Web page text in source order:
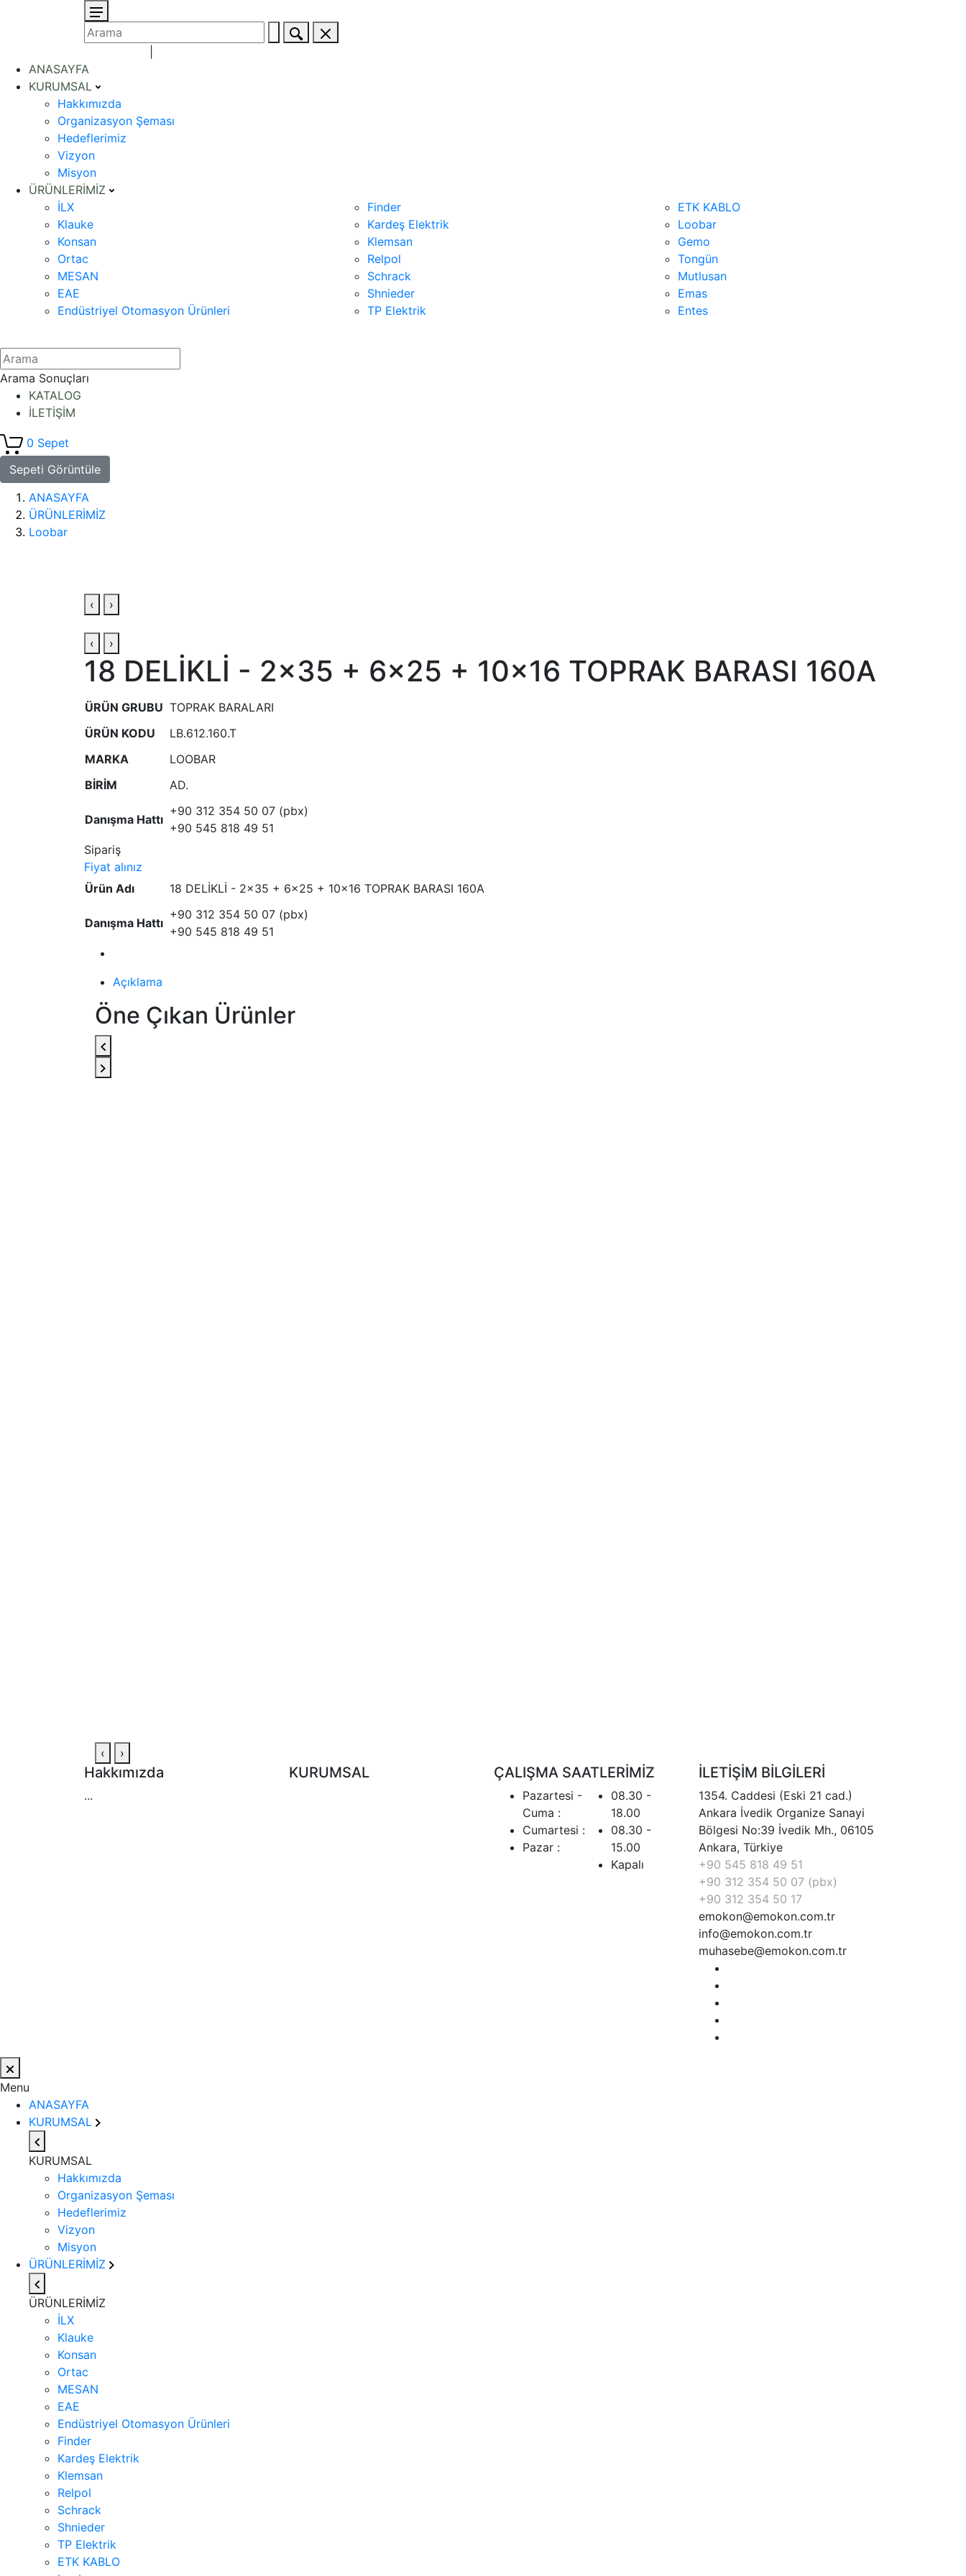
ANASAYFA
KURUMSAL
Hakkımızda
Organizasyon Şeması
Hedeflerimiz
Vizyon
Misyon
ÜRÜNLERİMİZ
İLX
Klauke
Konsan
Ortac
MESAN
EAE
Endüstriyel Otomasyon Ürünleri
Finder
Kardeş Elektrik
Klemsan
Relpol
Schrack
Shnieder
TP Elektrik
ETK KABLO
Loobar
Gemo
Tongün
Mutlusan
Emas
Entes
Arama Sonuçları
KATALOG
İLETİŞİM
0 Sepet
Sepeti Görüntüle
ANASAYFA
ÜRÜNLERİMİZ
Loobar
‹ ›
‹ ›
18 DELİKLİ - 2x35 + 6x25 + 10x16 TOPRAK BARASI 160A
ÜRÜN GRUBU TOPRAK BARALARI
ÜRÜN KODU
LB.612.160.T
MARKA
LOOBAR
BİRİM
AD.
Danışma Hattı
+90 312 354 50 07 (pbx)
+90 545 818 49 51
Sipariş
Fiyat alınız
Ürün Adı
18 DELİKLİ - 2x35 + 6x25 + 10x16 TOPRAK BARASI 160A
Danışma Hattı
+90 312 354 50 07 (pbx)
+90 545 818 49 51
Açıklama
Öne Çıkan Ürünler
‹ ›
Hakkımızda
...
KURUMSAL ÇALIŞMA SAATLERİMİZ
Pazartesi -
Cuma :
Cumartesi :
Pazar :
08.30 -
18.00
08.30 -
15.00
Kapalı
İLETİŞİM BİLGİLERİ
1354. Caddesi (Eski 21 cad.)
Ankara İvedik Organize Sanayi
Bölgesi No:39 İvedik Mh., 06105
Ankara, Türkiye
+90 545 818 49 51
+90 312 354 50 07 (pbx)
+90 312 354 50 17
emokon@emokon.com.tr
info@emokon.com.tr
muhasebe@emokon.com.tr
Menu
ANASAYFA
KURUMSAL
KURUMSAL
Hakkımızda
Organizasyon Şeması
Hedeflerimiz
Vizyon
Misyon
ÜRÜNLERİMİZ
ÜRÜNLERİMİZ
İLX
Klauke
Konsan
Ortac
MESAN
EAE
Endüstriyel Otomasyon Ürünleri
Finder
Kardeş Elektrik
Klemsan
Relpol
Schrack
Shnieder
TP Elektrik
ETK KABLO